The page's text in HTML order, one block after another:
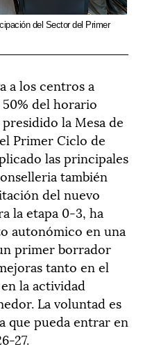
del Sector del Primer
a los centros a
del horario
la Mesa de
Primer Ciclo de
las principales
también
del nuevo
la etapa 0-3, ha
autonómico en una
primer borrador
tanto en el
la actividad
La voluntad es
que pueda entrar en
27.